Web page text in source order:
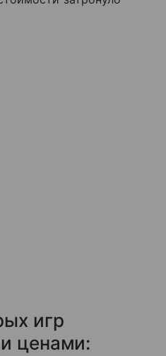
игр
ценами: